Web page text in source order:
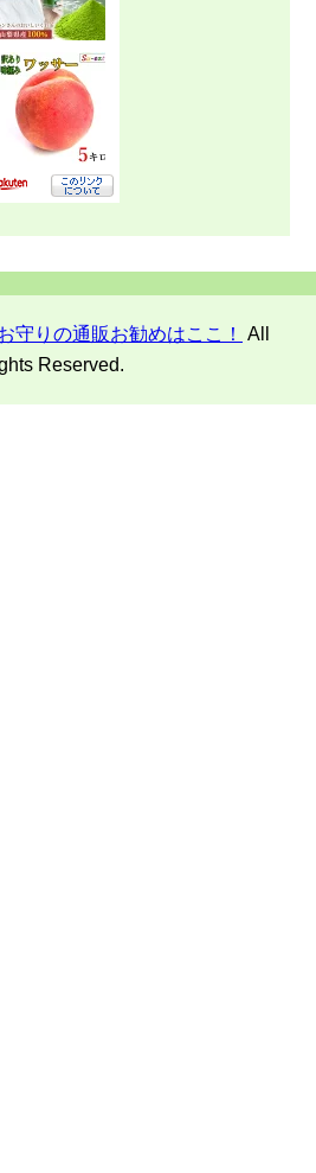
守りの通販お勧めはここ！
All
Reserved.